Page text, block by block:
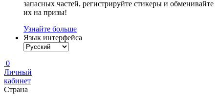
запасных частей, регистрируйте стикеры и обменивайте
их на призы!
Узнайте больше
Язык интерфейса
0
Личный
кабинет
Страна